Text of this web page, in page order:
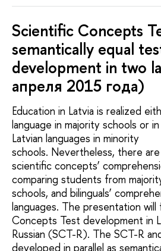
Scientific Concepts
semantically equal
development in two
апреля 2015 года)
Education in Latvia is realized
language in majority schools or
Latvian languages in minority
schools. Nevertheless, there
scientific concepts’
comparing students from
schools, and bilinguals’
languages. The presentation
Concepts Test development in
Russian (SCT-R). The SCT-R
developed in parallel as